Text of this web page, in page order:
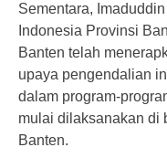
Sementara,
Indonesia Provinsi
Banten telah
upaya pengendalian
dalam program-
mulai dilaksanakan di
Banten.